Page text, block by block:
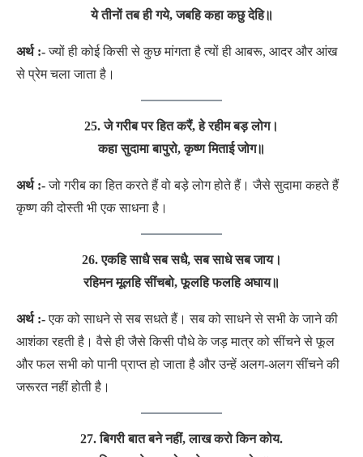
ये तीनों तब ही गये, जबहि कहा कछु देहि॥
अर्थ :-ज्यों ही कोई किसी से कुछ मांगता है त्यों ही आबरू, आदर और आंख
से प्रेम चला जाता है।
25. जे गरीब पर हित करैं, हे रहीम बड़ लोग।
कहा सुदामा बापुरो, कृष्ण मिताई जोग॥
अर्थ :-जो गरीब का हित करते हैं वो बड़े लोग होते हैं। जैसे सुदामा कहते हैं
कृष्ण की दोस्ती भी एक साधना है।
26. एकहि साधै सब सधै, सब साधे सब जाय।
रहिमन मूलहि सींचबो, फूलहि फलहि अघाय॥
अर्थ :-एक को साधने से सब सधते हैं। सब को साधने से सभी के जाने की
आशंका रहती है। वैसे ही जैसे किसी पौधे के जड़ मात्र को सींचने से फूल
और फल सभी को पानी प्राप्त हो जाता है और उन्हें अलग-अलग सींचने की
जरूरत नहीं होती है।
27. बिगरी बात बने नहीं, लाख करो किन कोय.